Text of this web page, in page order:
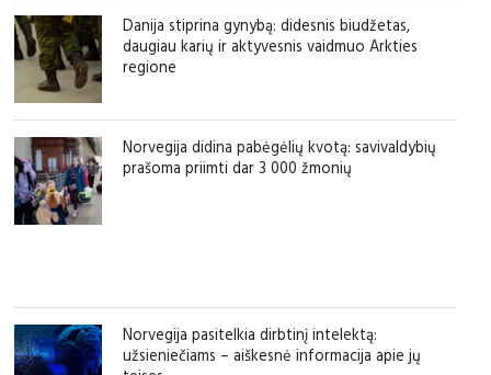
Danija stiprina gynybą: didesnis biudžetas,
daugiau karių ir aktyvesnis vaidmuo Arkties
regione
Norvegija didina pabėgėlių kvotą: savivaldybių
prašoma priimti dar 3 000 žmonių
Norvegija pasitelkia dirbtinį intelektą:
užsieniečiams – aiškesnė informacija apie jų